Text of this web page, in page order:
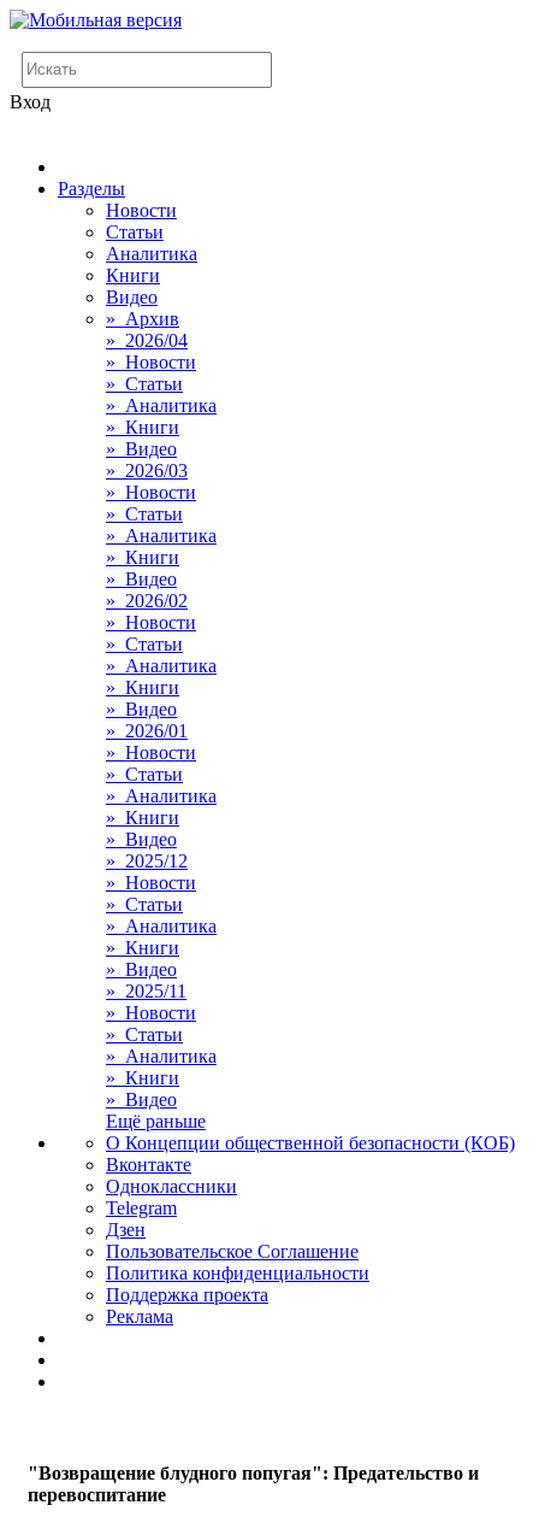
Вход
Разделы
Новости
Статьи
Аналитика
Книги
Видео
» Архив
» 2026/04
» Новости
» Статьи
» Аналитика
» Книги
» Видео
» 2026/03
» Новости
» Статьи
» Аналитика
» Книги
» Видео
» 2026/02
» Новости
» Статьи
» Аналитика
» Книги
» Видео
» 2026/01
» Новости
» Статьи
» Аналитика
» Книги
» Видео
» 2025/12
» Новости
» Статьи
» Аналитика
» Книги
» Видео
» 2025/11
» Новости
» Статьи
» Аналитика
» Книги
» Видео
Ещё раньше
О Концепции общественной безопасности (КОБ)
Вконтакте
Одноклассники
Telegram
Дзен
Пользовательское Соглашение
Политика конфиденциальности
Поддержка проекта
Реклама
"Возвращение блудного попугая": Предательство и
перевоспитание